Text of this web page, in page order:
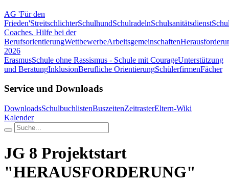
AG 'Für den
Frieden'StreitschlichterSchulhundSchulradelnSchulsanitätsdienst
Coaches. Hilfe bei der
BerufsorientierungWettbewerbeArbeitsgemeinschaften
2026
ErasmusSchule ohne Rassismus - Schule mit CourageUnterstützung
und BeratungInklusionBerufliche OrientierungSchülerfirmenFächer
Service und Downloads
DownloadsSchulbuchlistenBuszeitenZeitrasterEltern-Wiki
Kalender
JG 8 Projektstart
"HERAUSFORDERUNG"